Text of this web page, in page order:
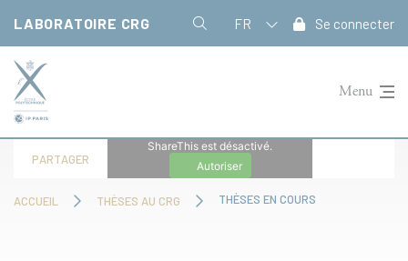
LABORATOIRE CRG FR Se connecter
Menu
ACCUEIL THÈSES AU CRG THÈSES EN COURS
PARTAGER
ShareThis est désactivé.
Autoriser